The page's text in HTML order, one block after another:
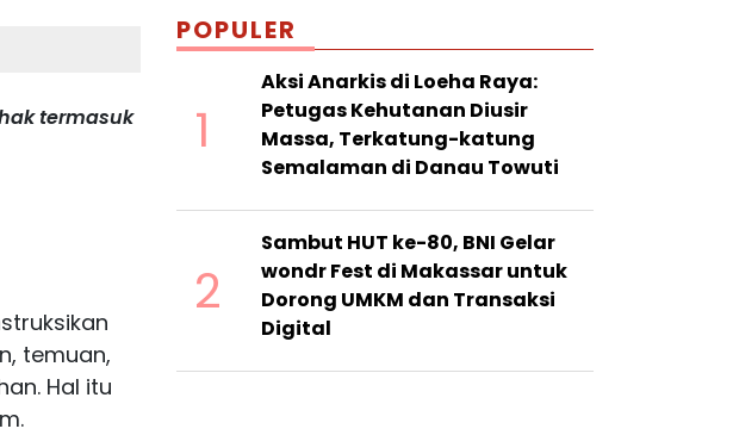
termasuk
temuan,
Hal itu
POPULER
1
Aksi Anarkis di Loeha Raya:
Petugas Kehutanan Diusir
Massa, Terkatung-katung
Semalaman di Danau Towuti
2
Sambut HUT ke-80, BNI Gelar
wondr Fest di Makassar untuk
Dorong UMKM dan Transaksi
Digital